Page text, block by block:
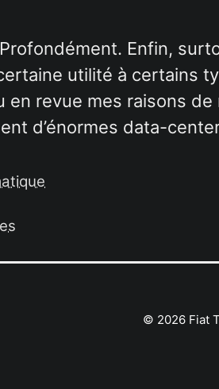
Profondément. Enfin,
utilité à certains
en revue mes raisons
d’énormes data-
© 2026 Fiat